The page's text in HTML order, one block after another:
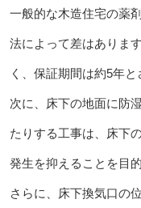
一般的な木造住宅の薬
法によって差はありま
く、保証期間は約5年と
次に、床下の地面に防
たりする工事は、床下
発生を抑えることを目
さらに、床下換気口の